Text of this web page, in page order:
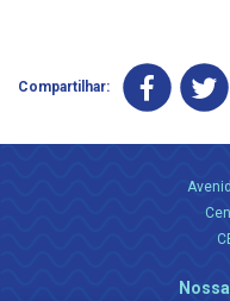
Compartilhar: